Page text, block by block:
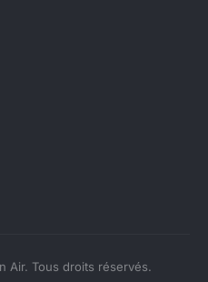
Air. Tous droits réservés.